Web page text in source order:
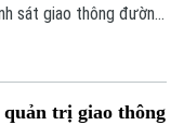
sát giao thông đường
biển kiểm soát 17A-
trị giao thông